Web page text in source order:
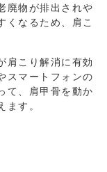
廃物が排出されや
くなるため、肩こ
肩こり解消に有効
スマートフォンの
て、肩甲骨を動か
す。